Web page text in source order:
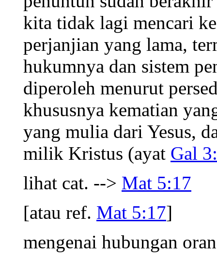
kita tidak lagi mencari
perjanjian yang lama,
hukumnya dan sistem
diperoleh menurut
khususnya kematian
yang mulia dari Yesus,
milik Kristus (ayat Gal
lihat cat. --> Mat 5:17
[atau ref. Mat 5:17]
mengenai hubungan